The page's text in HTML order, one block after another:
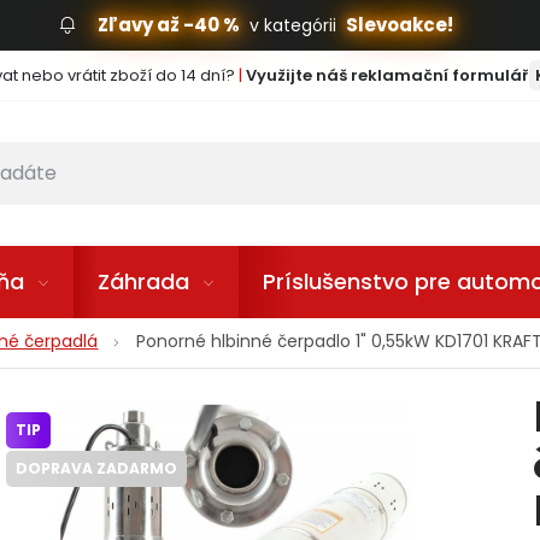
Zľavy až -40 % v kategórii Slevoakce!
nebo vrátit zboží do 14 dní? | Využijte náš reklamační formulář
Záhrada Príslušenstvo pre
čerpadlá Ponorné hlbinné čerpadlo 1" 0,55kW KD1701
TIP
DOPRAVA ZADARMO